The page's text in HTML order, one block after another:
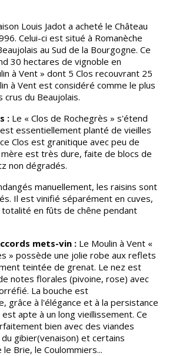
Louis Jadot a acheté le Château
Celui-ci est situé à Romanèche
au Sud de la Bourgogne. Ce
30 hectares de vignoble en
à Vent » dont 5 Clos recouvrant 25
à Vent est considéré comme le plus
crus du Beaujolais.
: Le « Clos de Rochegrès » s'étend
essentiellement planté de vieilles
Clos est granitique avec peu de
mère est très dure, faite de blocs de
non dégradés.
manuellement, les raisins sont
Il est vinifié séparément en cuves,
en fûts de chêne pendant
mets-vin : Le Moulin à Vent «
» possède une jolie robe aux reflets
teintée de grenat. Le nez est
notes florales (pivoine, rose) avec
La bouche est
grâce à l'élégance et à la persistance
apte à un long vieillissement. Ce
bien avec des viandes
gibier(venaison) et certains
Brie, le Coulommiers...